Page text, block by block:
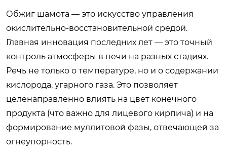
Обжиг шамота — это искусство управления
окислительно-восстановительной средой.
Главная инновация последних лет — это точный
контроль атмосферы в печи на разных стадиях.
Речь не только о температуре, но и о содержании
кислорода, угарного газа. Это позволяет
целенаправленно влиять на цвет конечного
продукта (что важно для лицевого кирпича) и на
формирование муллитовой фазы, отвечающей за
огнеупорность.